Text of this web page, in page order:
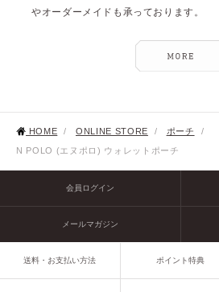
やオーダーメイドも承っております。
HOME / ONLINE STORE / ポーチ
/
N POLO (エヌポロ) ウォレットポーチ
会員ログイン
メールマガジン
送料・お支払い方法 ポイント特典